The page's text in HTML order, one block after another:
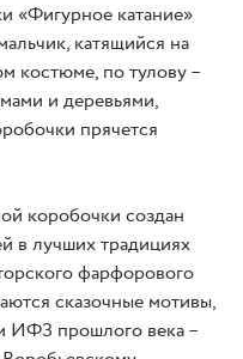
«Фигурное катание»
катящийся на
костюме, по тулову –
и деревьями,
прячется
коробочки создан
в лучших традициях
фарфорового
сказочные мотивы,
ИФЗ прошлого века –